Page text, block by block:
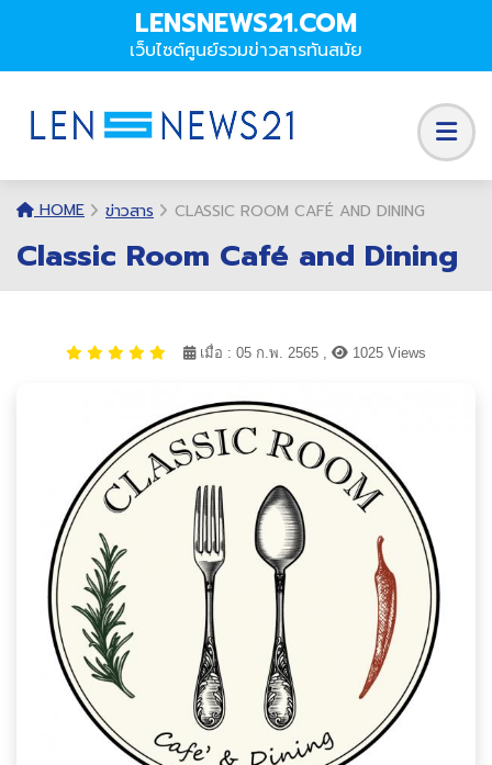
LENSNEWS21.COM
เว็บไซต์ศูนย์รวมข่าวสารทันสมัย
HOME ข่าวสาร CLASSIC ROOM CAFÉ AND DINING
Classic Room Café and Dining
เมื่อ : 05 ก.พ. 2565 , 1025 Views